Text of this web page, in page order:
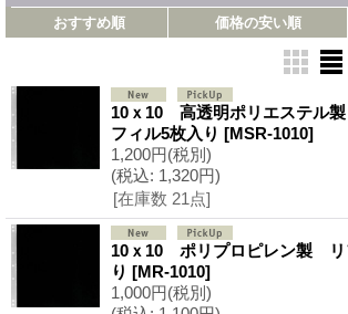
おすすめ順 価格の安い順
10ｘ10 高透明ポリエステル製
フィル5枚入り [MSR-1010]
1,200円(税別)
(税込: 1,320円)
[在庫数 21点]
10ｘ10 ポリプロピレン製 リ
り [MR-1010]
1,000円(税別)